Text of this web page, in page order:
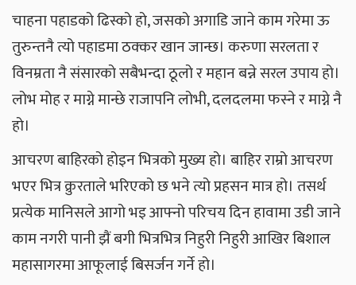
चाहना पहाडको ढिस्को हो, जसको अगाडि जाने काम गरेमा ऊ
तुरुन्तनै त्यो पहाडमा ठक्कर खान जान्छ। करुणा सरलता र
विनम्रता नै संसारको सबैभन्दा ठूलो र महान बन्ने सरल उपाय हो।
लोभ मोह र माग्ने मान्छे राजापनि लोभी, दलदलमा फस्ने र माग्ने नै
हो।
आचरण बाहिरको होइन भित्रको मुख्य हो। बाहिर राम्रो आचरण
भएर भित्र क्रुरताले भरिएको छ भने त्यो प्रहसन मात्र हो। तसर्थ
प्रत्येक मानिसले आगो भइ आफ्नो परिचय दिन हावामा उडी जाने
काम नगरी पानी झैं बगी भित्रभित्र निहुरी निहुरी आखिर बिशाल
महासागरमा आफूलाई बिसर्जन गर्ने हो।